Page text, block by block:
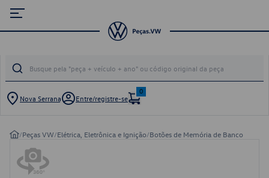
Nova Serrana Entre/registre-se
0
/Peças VW/Elétrica, Eletrônica e Ignição/Botões de Memória de Banco